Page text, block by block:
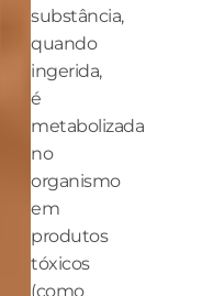
substância,
quando
ingerida,
é
metabolizada
no
organismo
em
produtos
tóxicos
(como